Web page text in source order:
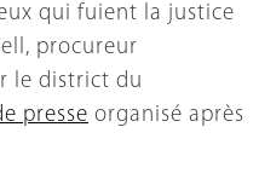
qui fuient la justice
procureur
le district du
presse organisé après